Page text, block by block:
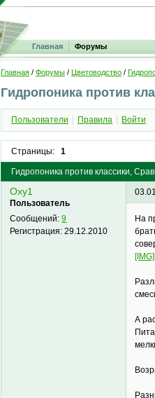
Главная Форумы
Главная / Форумы / Цветоводство /
Гидропоника против
Пользователи Правила Войти
Страницы: 1
Гидропоника против классики,
Oxy1
Пользователь
Сообщений:9
Регистрация:29.12.2010
На
А